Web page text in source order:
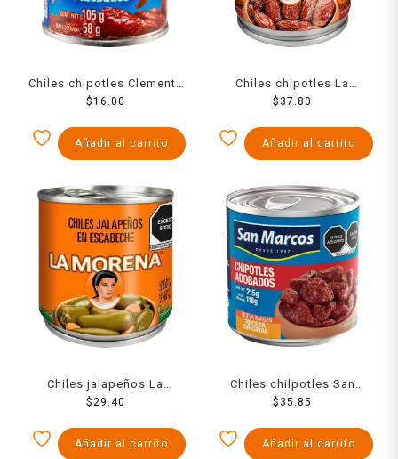
Chiles chipotles Clemente
Jacques adobados 105 g
$16.00
Añadir al carrito
Chiles chipotles La
Morena adobados 210 g
$ 37.80
Añadir al carrito
Chiles jalapeños La
Morena en escabeche 380
$ 29.40
Añadir al carrito
Chiles chilpotles San
Marcos adobados 215 g
$ 35.85
Añadir al carrito